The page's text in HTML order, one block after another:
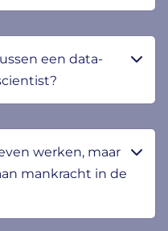
een data-
werken, maar
mankracht in de